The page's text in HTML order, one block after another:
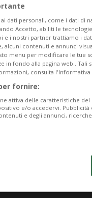
dati personali, come i dati di
Accetto, abiliti le
e i nostri partner trattiamo i
alcuni contenuti e annunci
menu per modificare le tue
in fondo alla pagina web.. Tali
consulta l'Informativa
fornire:
attiva delle caratteristiche
e/o accedervi. Pubblicità
e degli annunci,